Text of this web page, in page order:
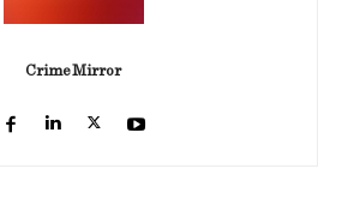
Crime Mirror